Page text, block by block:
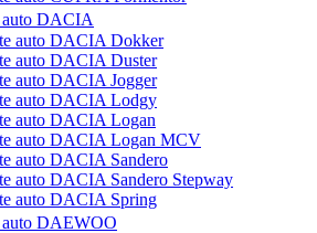
auto DACIA
auto DACIA Dokker
auto DACIA Duster
auto DACIA Jogger
auto DACIA Lodgy
auto DACIA Logan
auto DACIA Logan MCV
auto DACIA Sandero
auto DACIA Sandero Stepway
auto DACIA Spring
auto DAEWOO